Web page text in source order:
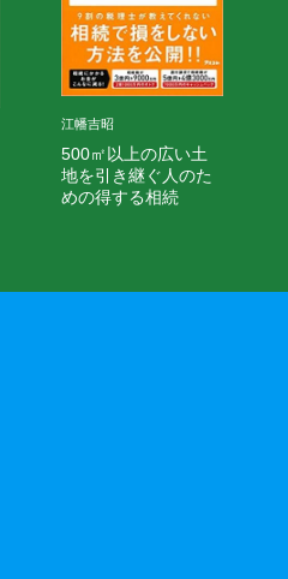
江幡吉昭
500㎡以上の広い土
地を引き継ぐ人のた
めの得する相続